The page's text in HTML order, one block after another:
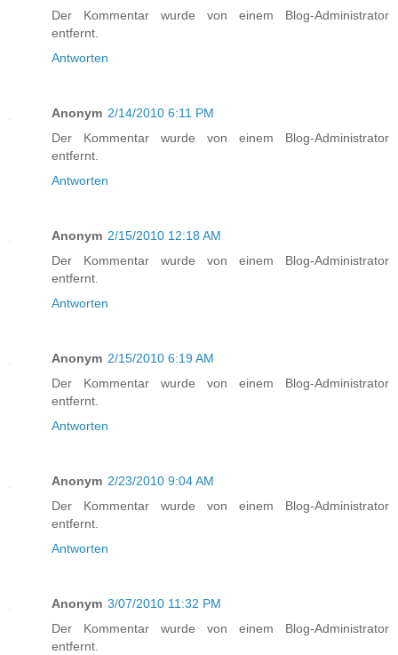
Der Kommentar wurde von einem Blog-Administrator
entfernt.
Antworten
Anonym 2/14/2010 6:11 PM
Der Kommentar wurde von einem Blog-Administrator
entfernt.
Antworten
Anonym 2/15/2010 12:18 AM
Der Kommentar wurde von einem Blog-Administrator
entfernt.
Antworten
Anonym 2/15/2010 6:19 AM
Der Kommentar wurde von einem Blog-Administrator
entfernt.
Antworten
Anonym 2/23/2010 9:04 AM
Der Kommentar wurde von einem Blog-Administrator
entfernt.
Antworten
Anonym 3/07/2010 11:32 PM
Der Kommentar wurde von einem Blog-Administrator
entfernt.